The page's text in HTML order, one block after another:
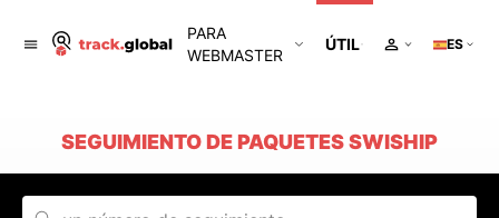
PARA
WEBMASTER
ÚTIL ES
SEGUIMIENTO DE PAQUETES SWISHIP